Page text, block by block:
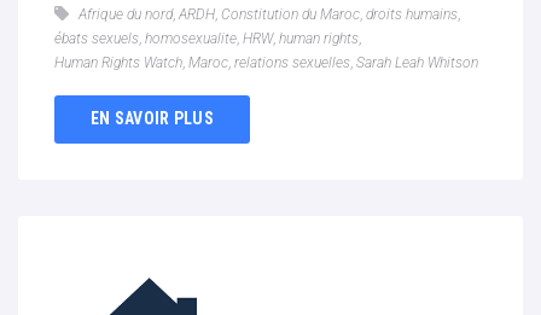
Afrique du nord, ARDH Constitution du Maroc droits humains
ébats sexuels homosexualite HRW, human rights
Human Rights Watch Maroc relations sexuelles Sarah Leah Whitson
EN SAVOIR PLUS